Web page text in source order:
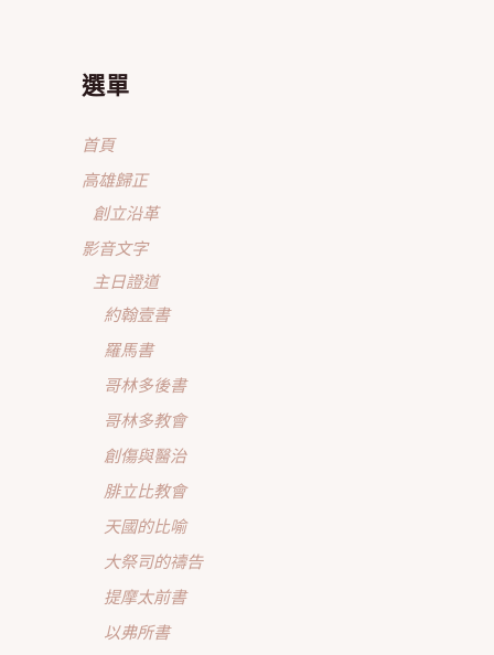
選單
首頁
高雄歸正
創立沿革
影音文字
主日證道
約翰壹書
羅馬書
哥林多後書
哥林多教會
創傷與醫治
腓立比教會
天國的比喻
大祭司的禱告
提摩太前書
以弗所書